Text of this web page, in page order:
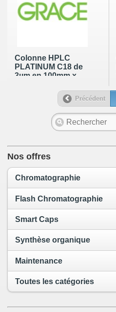
Colonne HPLC
PLATINUM C18 de
3µm en 100mm x
Précédent
Nos offres
Chromatographie
Flash Chromatographie
Smart Caps
Synthèse organique
Maintenance
Toutes les catégories